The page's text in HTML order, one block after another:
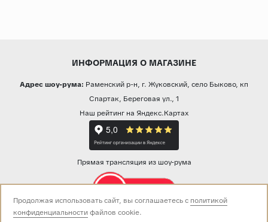
ИНФОРМАЦИЯ О МАГАЗИНЕ
Адрес шоу-рума: Раменский р-н, г. Жуковский, село Быково, кп
Спартак, Береговая ул., 1
Наш рейтинг на Яндекс.Картах
Прямая трансляция из шоу-рума
Звоните нам:
Продолжая использовать сайт, вы соглашаетесь с политикой
конфиденциальностифайлов cookie.